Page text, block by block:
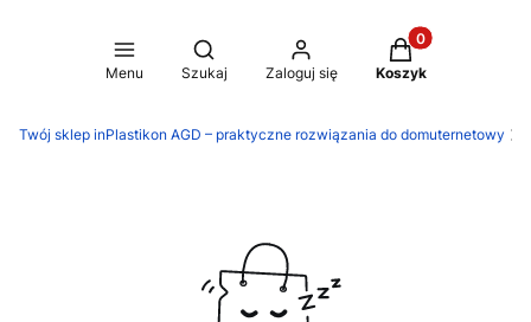
Menu
Otwórz wyszukiwarkę
Szukaj Zaloguj się
Produkty w
Koszyk
Twój sklep inPlastikon AGD – praktyczne rozwiązania do domuternetowy